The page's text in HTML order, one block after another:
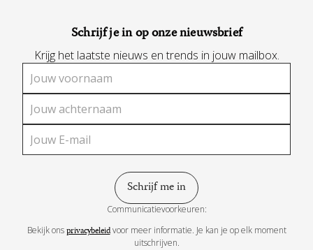
Schrijf je in op onze nieuwsbrief
Krijg het laatste nieuws en trends in jouw mailbox.
Communicatievoorkeuren:
Bekijk onsprivacybeleidvoor meer informatie. Je kan je op elk moment
uitschrijven.